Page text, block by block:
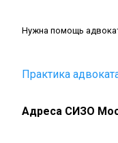
Нужна помощь
Практика
Адреса СИЗО